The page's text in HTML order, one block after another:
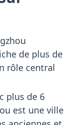
de plus de
rôle central
plus de 6
est une ville